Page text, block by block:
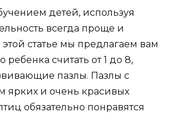
детей, используя
всегда проще и
статье мы предлагаем вам
ребенка считать от 1 до 8,
пазлы. Пазлы с
ярких и очень красивых
обязательно понравятся